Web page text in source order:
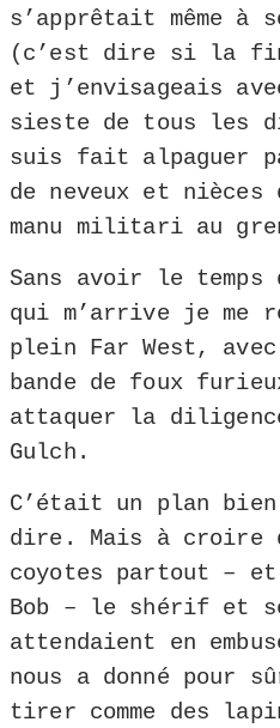
s’apprêtait même
(c’est dire si la
et j’envisageais
sieste de tous les
suis fait alpaguer
de neveux et nièces
manu militari au
Sans avoir le temps
qui m’arrive je me
plein Far West,
bande de foux
attaquer la
Gulch.
C’était un plan
dire. Mais à croire
coyotes partout –
Bob – le shérif et
attendaient en
nous a donné pour
tirer comme des